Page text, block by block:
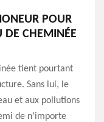
POUR
DE CHEMINÉE
tient pourtant
Sans lui, le
et aux pollutions
de n’importe